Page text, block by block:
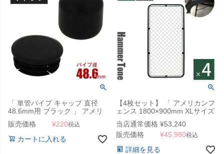
「 単管パイプ キャップ 直径
48.6mm用 ブラック 」 アメリ
カンフェンス 支柱キャップ
販売価格 ¥220税込
カートに入れる
【4枚セット】 「 アメリカンフ
ェンス 1800×900mm XLサイズ
ハンマートーンブラック 4枚セ
ット 」
当店通常価格 ¥53,240
販売価格
¥45,980税込
詳細を見る